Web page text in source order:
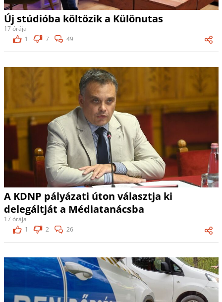
Új stúdióba költözik a Különutas
17 órája
1
7 49
A KDNP pályázati úton választja ki
delegáltját a Médiatanácsba
17 órája
1
2 26